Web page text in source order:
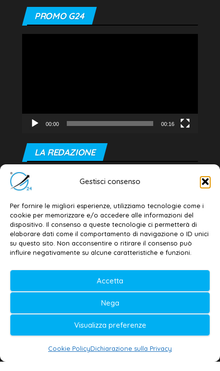
Gestisci consenso
Per fornire le migliori esperienze, utilizziamo tecnologie come i
cookie per memorizzare e/o accedere alle informazioni del
dispositivo. Il consenso a queste tecnologie ci permetterà di
elaborare dati come il comportamento di navigazione o ID unici
su questo sito. Non acconsentire o ritirare il consenso può
influire negativamente su alcune caratteristiche e funzioni.
Accetta
Nega
Visualizza preferenze
Cookie PolicyDichiarazione sulla Privacy
PROMO G24
00:00 00:16
LA REDAZIONE
Editore e direttore responsabile:
Dott. Daniele G. Masciullo
Email: redazione@galatina24.it
Contatti –Disclaimer
Privacy policy –Cookie policy
Testata iscritta al n. 11/2020 Registro della
Stampa Tribunale di Lecce
Editore e direttore responsabile:
Daniele G. Masciullo